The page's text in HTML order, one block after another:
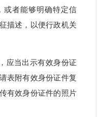
或者能够明确特定信
描述，以便行政机关
应当出示有效身份证
表附有效身份证件复
有效身份证件的照片